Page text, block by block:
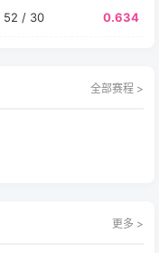
52 / 30 0.634
全部赛程 >
更多 >